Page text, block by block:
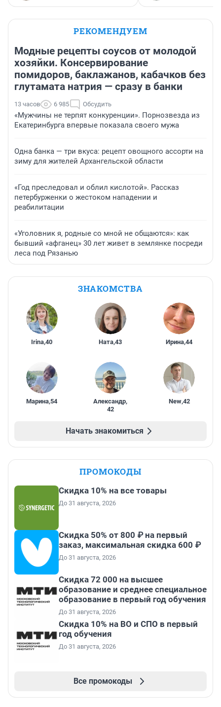
РЕКОМЕНДУЕМ
Модные рецепты соусов от молодой
хозяйки. Консервирование
помидоров, баклажанов, кабачков без
глутамата натрия — сразу в банки
13 часов 6 985 Обсудить
«Мужчины не терпят конкуренции». Порнозвезда из
Екатеринбурга впервые показала своего мужа
Одна банка — три вкуса: рецепт овощного ассорти на
зиму для жителей Архангельской области
«Год преследовал и облил кислотой». Рассказ
петербурженки о жестоком нападении и
реабилитации
«Уголовник я, родные со мной не общаются»: как
бывший «афганец» 30 лет живет в землянке посреди
леса под Рязанью
ЗНАКОМСТВА
Irina,40 Ната,43 Ирина,44
Марина,54 Александр,
42
New,42
Начать знакомиться
ПРОМОКОДЫ
Скидка 10% на все товары
До 31 августа, 2026
Скидка 50% от 800 ₽ на первый
заказ, максимальная скидка 600 ₽
До 31 августа, 2026
Скидка 72 000 на высшее
образование и среднее специальное
образование в первый год обучения
До 31 августа, 2026
Скидка 10% на ВО и СПО в первый
год обучения
До 31 августа, 2026
Все промокоды